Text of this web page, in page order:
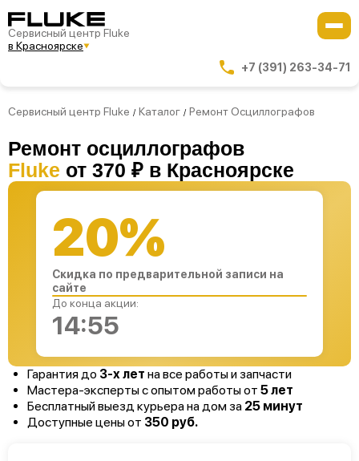
Сервисный центр Fluke
в Красноярске
+7 (391) 263-34-71
Сервисный центр Fluke / Каталог / Ремонт Осциллографов
Ремонт осциллографов
Fluke от 370 ₽ в Красноярске
Гарантия до 3-х лет на все работы и запчасти
Мастера-эксперты с опытом работы от 5 лет
Бесплатный выезд курьера на дом за 25 минут
Доступные цены от 350 руб.
20%
Скидка по предварительной записи на
сайте
До конца акции:
14:54